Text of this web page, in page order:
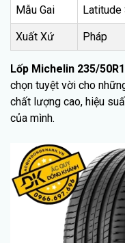
Mẫu Gai Latitude
Xuất Xứ Pháp
Lốp Michelin 235/
chọn tuyệt vời cho
chất lượng cao, hiệu
của mình.